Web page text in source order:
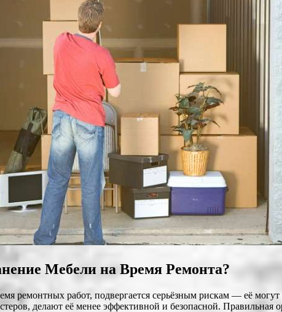
Мебели на Время Ремонта?
ремонтных работ, подвергается серьёзным рискам — её
делают её менее эффективной и безопасной. Правильная